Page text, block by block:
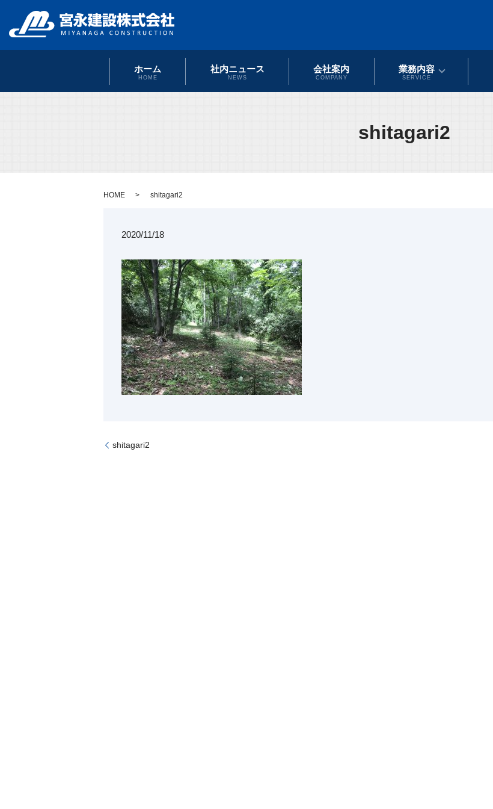
ホーム
HOME
社内ニュース
NEWS
会社案内
COMPANY
業務内容
SERVICE
shitagari2
HOME shitagari2
2020/11/18
shitagari2